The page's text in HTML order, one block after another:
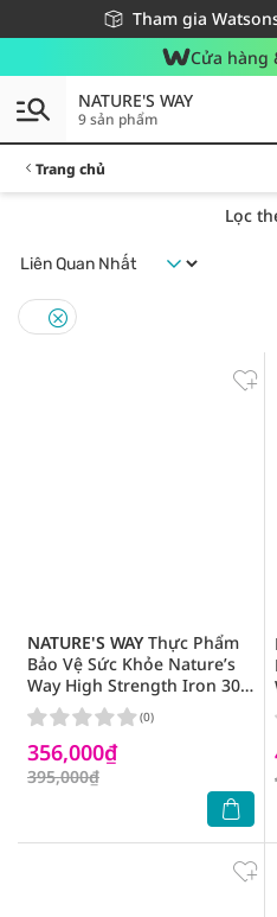
Tham gia
Miễn phí giao hàng
Giao hàng nhanh 24h - Áp
Cửa hàng
NATURE'S WAY
9 sản phẩm
Trang chủ
Lọc
NATURE'S WAYThực Phẩm
Bảo Vệ Sức Khỏe Nature’s
Way High Strength Iron 30
Viên
356,000₫
395,000₫
(0)